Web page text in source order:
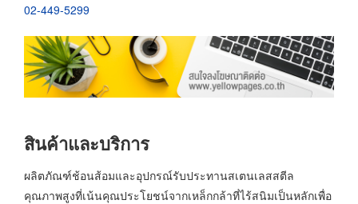
02-449-5299
สินค้าและบริการ
ผลิตภัณฑ์ช้อนส้อมและอุปกรณ์รับประทานสเตนเลสสตีล
คุณภาพสูงที่เน้นคุณประโยชน์จากเหล็กกล้าที่ไร้สนิมเป็นหลักเพื่อ